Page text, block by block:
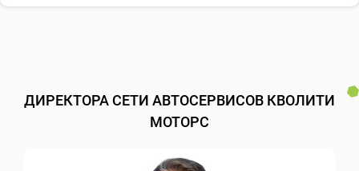
ДИРЕКТОРА СЕТИ АВТОСЕРВИСОВ КВОЛИТИ
МОТОРС